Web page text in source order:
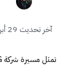
آخر تحديث 29 أبريل 2024